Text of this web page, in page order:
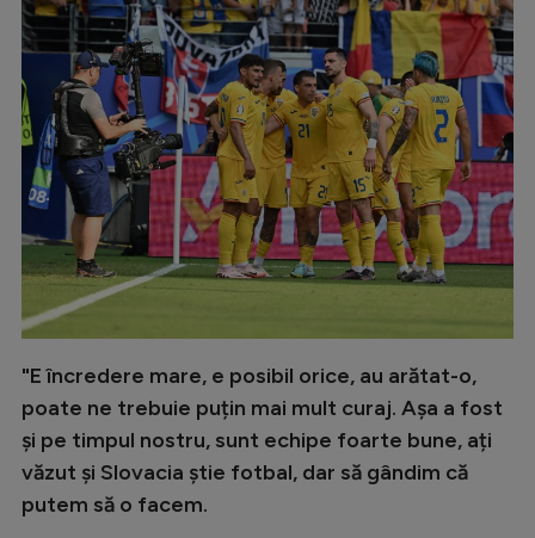
Ciclism
Alte sporturi
JO 2024
JO 2026
"E încredere mare, e posibil orice, au arătat-o,
poate ne trebuie puțin mai mult curaj. Așa a fost
și pe timpul nostru, sunt echipe foarte bune, ați
văzut și Slovacia știe fotbal, dar să gândim că
putem să o facem.